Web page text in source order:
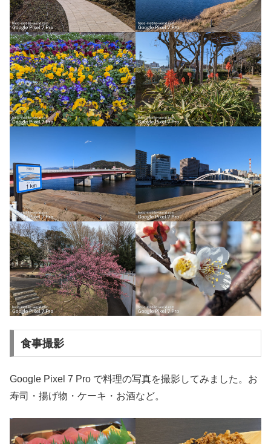
食事撮影
Google Pixel 7 Pro で料理の写真を撮影してみました。お
寿司・揚げ物・ケーキ・お酒など。